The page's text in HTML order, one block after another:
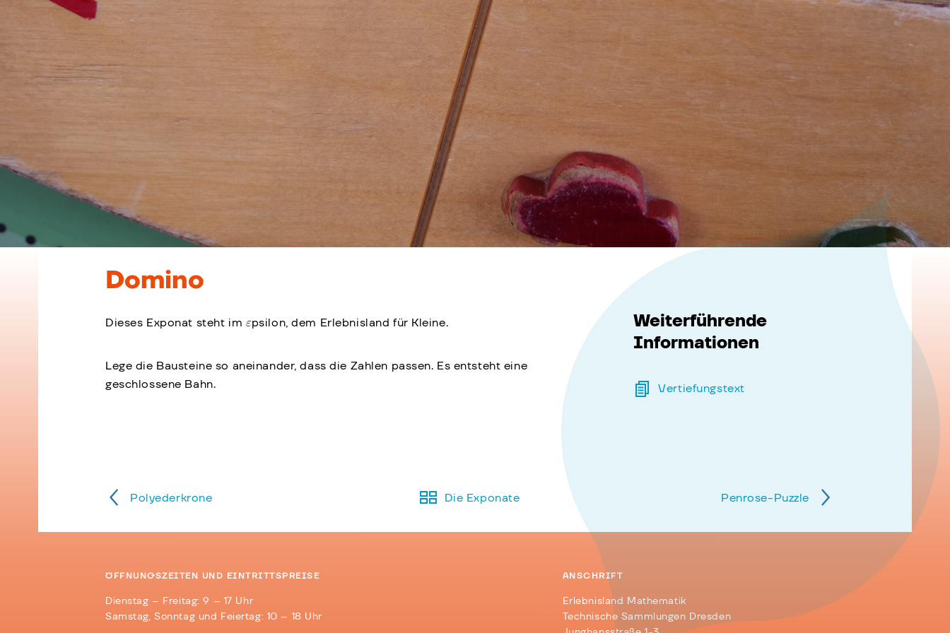
Domino
Dieses Exponat steht im psilon, dem Erlebnisland für Kleine.
Lege die Bausteine so aneinander, dass die Zahlen passen. Es entsteht eine
geschlossene Bahn.
Weiterführende
Informationen
Vertiefungstext
Polyederkrone Die Exponate Penrose-Puzzle
ÖFFNUNGSZEITEN UND EINTRITTSPREISE
Dienstag – Freitag: 9 – 17 Uhr
Samstag, Sonntag und Feiertag: 10 – 18 Uhr
ANSCHRIFT
Erlebnisland Mathematik
Technische Sammlungen Dresden